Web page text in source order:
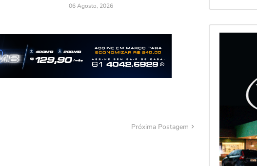
06 Agosto, 2026
Próxima Postagem